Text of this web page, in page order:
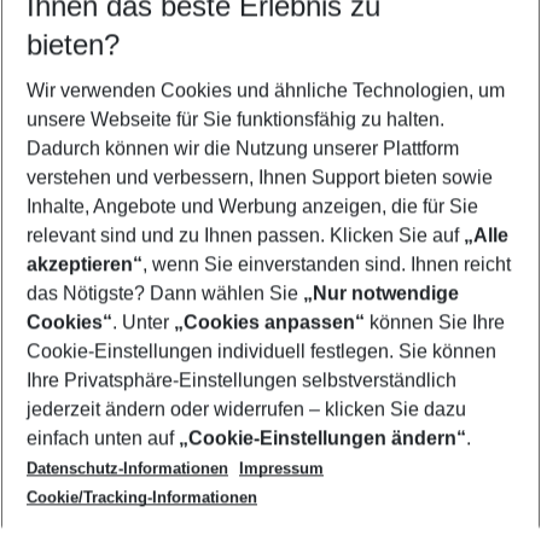
09.08.26– 07.08.27 5-8 Nächte
2 Erwachsene Keine Kinder
Mehr Filter anzeigen
Footer
Footer navigation
Über uns
AGB
Cookie-Einstellungen ändern
Cookie-Richtlinie
Datenschutz
Service & Hilfe
Barrierefreies Reisen
Check-in
Folgen Sie uns
bieten?
Wir verwenden Cookies und ähnliche Technologien, um
unsere Webseite für Sie funktionsfähig zu halten.
Dadurch können wir die Nutzung unserer Plattform
verstehen und verbessern, Ihnen Support bieten sowie
Inhalte, Angebote und Werbung anzeigen, die für Sie
relevant sind und zu Ihnen passen. Klicken Sie auf „Alle
akzeptieren“, wenn Sie einverstanden sind. Ihnen reicht
das Nötigste? Dann wählen Sie „Nur notwendige
Cookies“. Unter „Cookies anpassen“ können Sie Ihre
Cookie-Einstellungen individuell festlegen. Sie können
Ihre Privatsphäre-Einstellungen selbstverständlich
jederzeit ändern oder widerrufen – klicken Sie dazu
einfach unten auf „Cookie-Einstellungen ändern“.
Datenschutz-Informationen
Impressum
Cookie/Tracking-Informationen